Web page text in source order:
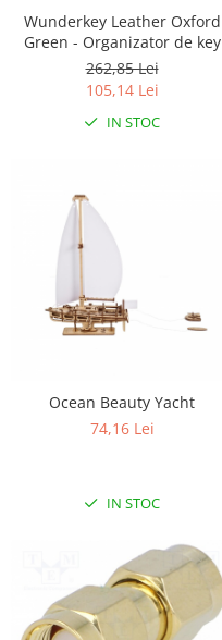
Wunderkey Leather Oxford
Green - Organizator de key
262,85 Lei
105,14 Lei
IN STOC
Ocean Beauty Yacht
74,16 Lei
IN STOC